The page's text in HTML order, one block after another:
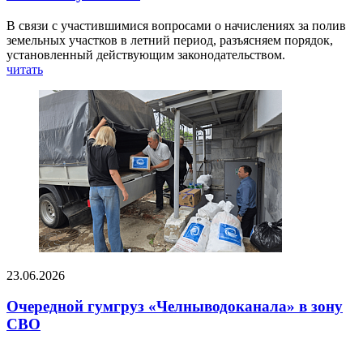
В связи с участившимися вопросами о начислениях за полив
земельных участков в летний период, разъясняем порядок,
установленный действующим законодательством.
читать
23.06.2026
Очередной гумгруз «Челныводоканала» в зону
СВО